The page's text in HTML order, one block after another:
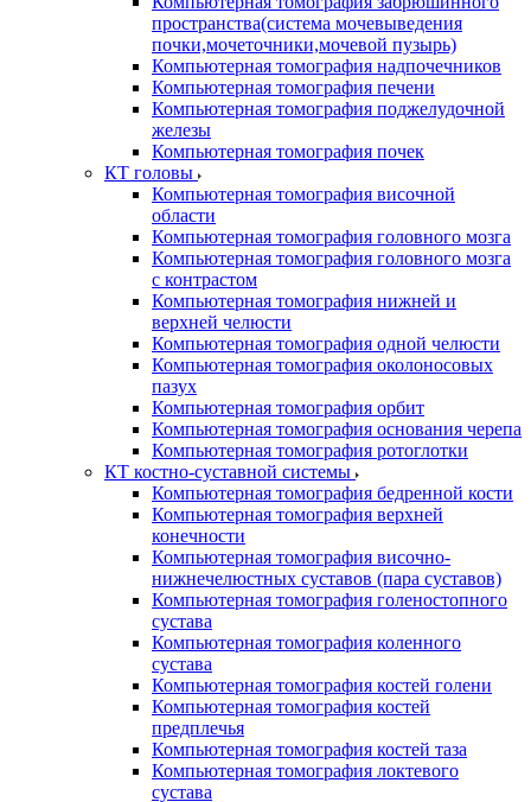
пространства(система мочевыведения
почки,мочеточники,мочевой пузырь)
Компьютерная томография надпочечников
Компьютерная томография печени
Компьютерная томография поджелудочной
железы
Компьютерная томография почек
КТ головы
Компьютерная томография височной
области
Компьютерная томография головного мозга
Компьютерная томография головного мозга
с контрастом
Компьютерная томография нижней и
верхней челюсти
Компьютерная томография одной челюсти
Компьютерная томография околоносовых
пазух
Компьютерная томография орбит
Компьютерная томография основания черепа
Компьютерная томография ротоглотки
КТ костно-суставной системы
Компьютерная томография бедренной кости
Компьютерная томография верхней
конечности
Компьютерная томография височно-
нижнечелюстных суставов (пара суставов)
Компьютерная томография голеностопного
сустава
Компьютерная томография коленного
сустава
Компьютерная томография костей голени
Компьютерная томография костей
предплечья
Компьютерная томография костей таза
Компьютерная томография локтевого
сустава